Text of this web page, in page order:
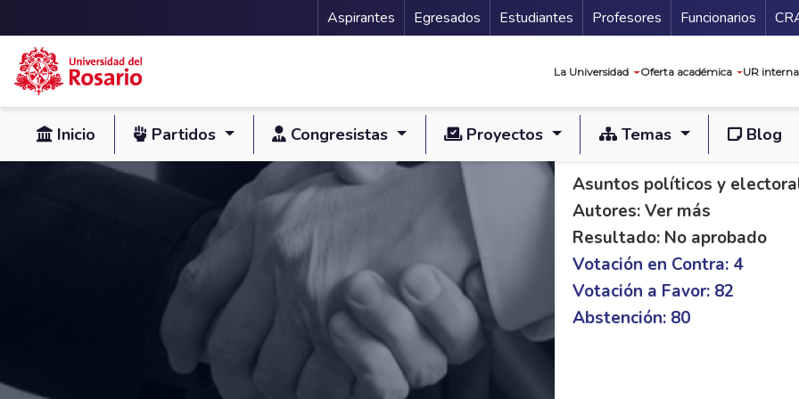
Pasar al contenido principal
Menu Secundario
Aspirantes Egresados Estudiantes Profesores Funcionarios
La Universidad Oferta académica UR
Inicio Partidos Congresistas Proyectos Temas Blog
PL C 73/14 S 101/
Asuntos políticos y
Autores: Ver más
Resultado: No aprobado
Votación en Contra: 4
Votación a Favor: 82
Abstención: 80